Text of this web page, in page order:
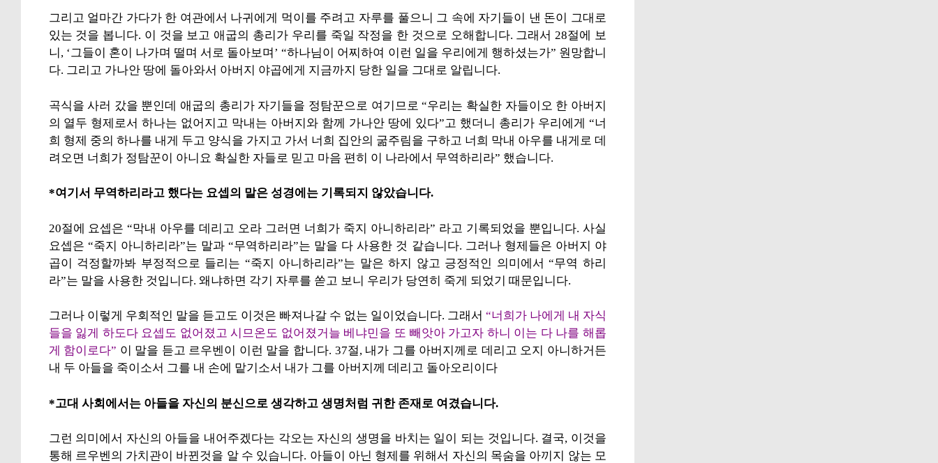
그리고 얼마간 가다가 한 여관에서 나귀에게 먹이를 주려고 자루를 풀으니 그 속에 자기들이 낸 돈이 그대로
있는 것을 봅니다. 이 것을 보고 애굽의 총리가 우리를 죽일 작정을 한 것으로 오해합니다. 그래서 28절에 보
니, ‘그들이 혼이 나가며 떨며 서로 돌아보며’ “하나님이 어찌하여 이런 일을 우리에게 행하셨는가” 원망합니
다. 그리고 가나안 땅에 돌아와서 아버지 야곱에게 지금까지 당한 일을 그대로 알립니다.
곡식을 사러 갔을 뿐인데 애굽의 총리가 자기들을 정탐꾼으로 여기므로 “우리는 확실한 자들이오 한 아버지
의 열두 형제로서 하나는 없어지고 막내는 아버지와 함께 가나안 땅에 있다”고 했더니 총리가 우리에게 “너
희 형제 중의 하나를 내게 두고 양식을 가지고 가서 너희 집안의 굶주림을 구하고 너희 막내 아우를 내게로 데
려오면 너희가 정탐꾼이 아니요 확실한 자들로 믿고 마음 편히 이 나라에서 무역하리라” 했습니다.
*여기서 무역하리라고 했다는 요셉의 말은 성경에는 기록되지 않았습니다.
20절에 요셉은 “막내 아우를 데리고 오라 그러면 너희가 죽지 아니하리라” 라고 기록되었을 뿐입니다. 사실
요셉은 “죽지 아니하리라”는 말과 “무역하리라”는 말을 다 사용한 것 같습니다. 그러나 형제들은 아버지 야
곱이 걱정할까봐 부정적으로 들리는 “죽지 아니하리라”는 말은 하지 않고 긍정적인 의미에서 “무역 하리
라”는 말을 사용한 것입니다. 왜냐하면 각기 자루를 쏟고 보니 우리가 당연히 죽게 되었기 때문입니다.
그러나 이렇게 우회적인 말을 듣고도 이것은 빠져나갈 수 없는 일이었습니다. 그래서 “너희가 나에게 내 자식
들을 잃게 하도다 요셉도 없어졌고 시므온도 없어졌거늘 베냐민을 또 빼앗아 가고자 하니 이는 다 나를 해롭
게 함이로다” 이 말을 듣고 르우벤이 이런 말을 합니다. 37절, 내가 그를 아버지께로 데리고 오지 아니하거든
내 두 아들을 죽이소서 그를 내 손에 맡기소서 내가 그를 아버지께 데리고 돌아오리이다
*고대 사회에서는 아들을 자신의 분신으로 생각하고 생명처럼 귀한 존재로 여겼습니다.
그런 의미에서 자신의 아들을 내어주겠다는 각오는 자신의 생명을 바치는 일이 되는 것입니다. 결국, 이것을
통해 르우벤의 가치관이 바뀐것을 알 수 있습니다. 아들이 아닌 형제를 위해서 자신의 목숨을 아끼지 않는 모